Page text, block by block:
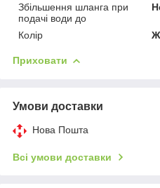
Збільшення шланга при
подачі води до
Колір
Приховати
Умови доставки
Нова Пошта
Всі умови доставки